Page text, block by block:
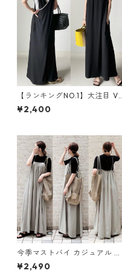
【ランキングNO.1】大注目 V
ネック ノースリーブ ワンピー
ス m-738
¥2,400
今季マストバイ カジュアル ゆ
ったりキャミワンピース m-4
65
¥2,490